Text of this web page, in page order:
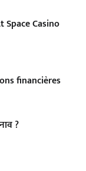
Casino
financières
?